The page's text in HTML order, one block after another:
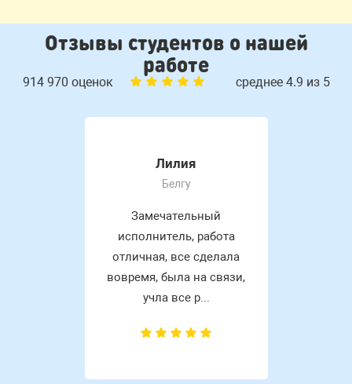
Отзывы студентов о нашей
работе
914 970 оценок среднее 4.9 из 5
Лилия
Белгу
Замечательный
исполнитель, работа
отличная, все сделала
вовремя, была на связи,
учла все р...